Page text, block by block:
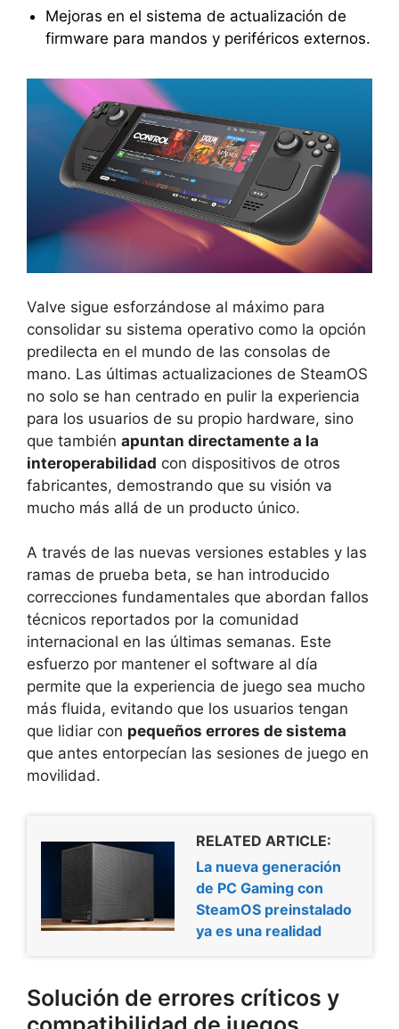
Mejoras en el sistema de actualización de
firmware para mandos y periféricos externos.
Valve sigue esforzándose al máximo para
consolidar su sistema operativo como la opción
predilecta en el mundo de las consolas de
mano. Las últimas actualizaciones de SteamOS
no solo se han centrado en pulir la experiencia
para los usuarios de su propio hardware, sino
que también apuntan directamente a la
interoperabilidad con dispositivos de otros
fabricantes, demostrando que su visión va
mucho más allá de un producto único.
A través de las nuevas versiones estables y las
ramas de prueba beta, se han introducido
correcciones fundamentales que abordan fallos
técnicos reportados por la comunidad
internacional en las últimas semanas. Este
esfuerzo por mantener el software al día
permite que la experiencia de juego sea mucho
más fluida, evitando que los usuarios tengan
que lidiar con pequeños errores de sistema
que antes entorpecían las sesiones de juego en
movilidad.
RELATED ARTICLE:
La nueva generación
de PC Gaming con
SteamOS preinstalado
ya es una realidad
Solución de errores críticos y